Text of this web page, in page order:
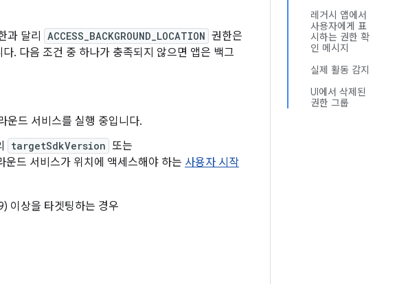
레거시 앱에서
사용자에게 표
시하는 권한 확
인 메시지
실제 활동 감지
UI에서 삭제된
권한 그룹
과 달리 ACCESS_BACKGROUND_LOCATION 권한은
. 다음 조건 중 하나가 충족되지 않으면 앱은 백그
운드 서비스를 실행 중입니다.
targetSdkVersion 또는
운드 서비스가 위치에 액세스해야 하는 사용자 시작
이상을 타겟팅하는 경우